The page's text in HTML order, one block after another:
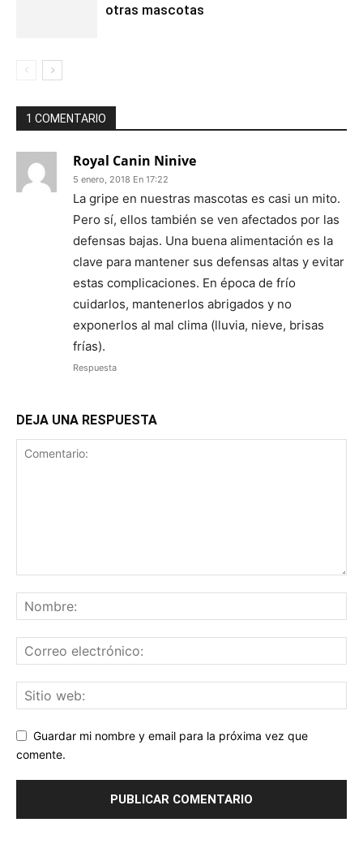
otras mascotas
1 COMENTARIO
Royal Canin Ninive
5 enero, 2018 En 17:22
La gripe en nuestras mascotas es casi un mito.
Pero sí, ellos también se ven afectados por las
defensas bajas. Una buena alimentación es la
clave para mantener sus defensas altas y evitar
estas complicaciones. En época de frío
cuidarlos, mantenerlos abrigados y no
exponerlos al mal clima (lluvia, nieve, brisas
frías).
Respuesta
DEJA UNA RESPUESTA
Guardar mi nombre y email para la próxima vez que
comente.